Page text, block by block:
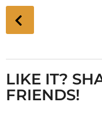
P
o
P
a
LIKE IT?
FRIENDS!